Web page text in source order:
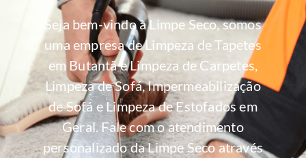
Seja bem-vindo à Limpe Seco, somos
uma empresa de Limpeza de Tapetes
em Butantã e Limpeza de Carpetes,
Limpeza de Sofá, Impermeabilização
de Sofá e Limpeza de Estofados em
Geral. Fale com o atendimento
personalizado da Limpe Seco através